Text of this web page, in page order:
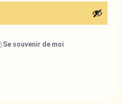
Se souvenir de moi